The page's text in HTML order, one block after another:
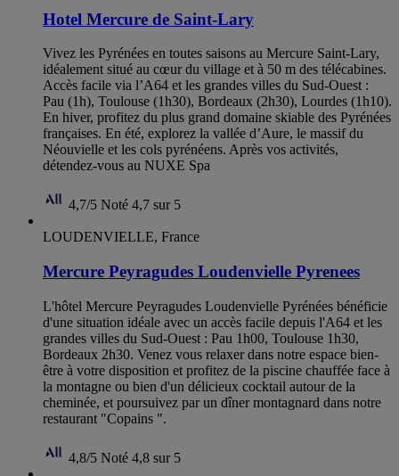
Hotel Mercure de Saint-Lary
Vivez les Pyrénées en toutes saisons au Mercure Saint-Lary,
idéalement situé au cœur du village et à 50 m des télécabines.
Accès facile via l’A64 et les grandes villes du Sud-Ouest :
Pau (1h), Toulouse (1h30), Bordeaux (2h30), Lourdes (1h10).
En hiver, profitez du plus grand domaine skiable des Pyrénées
françaises. En été, explorez la vallée d’Aure, le massif du
Néouvielle et les cols pyrénéens. Après vos activités,
détendez-vous au NUXE Spa
4,7/5 Noté 4,7 sur 5
LOUDENVIELLE, France
Mercure Peyragudes Loudenvielle Pyrenees
L'hôtel Mercure Peyragudes Loudenvielle Pyrénées bénéficie
d'une situation idéale avec un accès facile depuis l'A64 et les
grandes villes du Sud-Ouest : Pau 1h00, Toulouse 1h30,
Bordeaux 2h30. Venez vous relaxer dans notre espace bien-
être à votre disposition et profitez de la piscine chauffée face à
la montagne ou bien d'un délicieux cocktail autour de la
cheminée, et poursuivez par un dîner montagnard dans notre
restaurant "Copains ".
4,8/5 Noté 4,8 sur 5